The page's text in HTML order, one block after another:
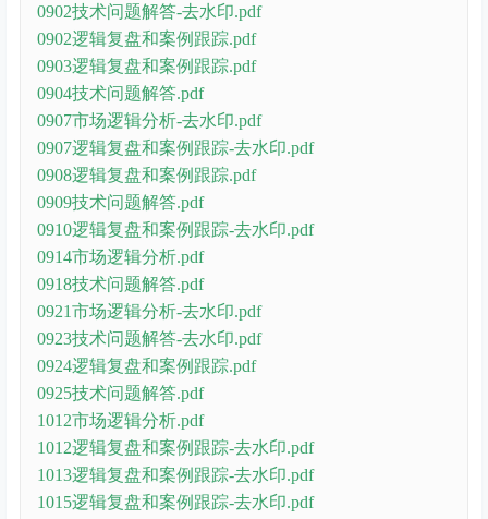
0902技术问题解答-去水印.pdf
0902逻辑复盘和案例跟踪.pdf
0903逻辑复盘和案例跟踪.pdf
0904技术问题解答.pdf
0907市场逻辑分析-去水印.pdf
0907逻辑复盘和案例跟踪-去水印.pdf
0908逻辑复盘和案例跟踪.pdf
0909技术问题解答.pdf
0910逻辑复盘和案例跟踪-去水印.pdf
0914市场逻辑分析.pdf
0918技术问题解答.pdf
0921市场逻辑分析-去水印.pdf
0923技术问题解答-去水印.pdf
0924逻辑复盘和案例跟踪.pdf
0925技术问题解答.pdf
1012市场逻辑分析.pdf
1012逻辑复盘和案例跟踪-去水印.pdf
1013逻辑复盘和案例跟踪-去水印.pdf
1015逻辑复盘和案例跟踪-去水印.pdf